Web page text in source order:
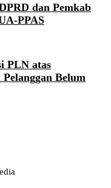
dan Pemkab
PPAS
PLN atas
Belum